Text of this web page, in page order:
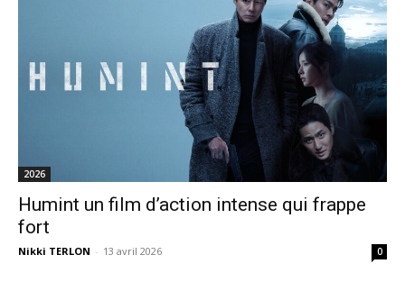
2026
Humint un film d’action intense qui frappe
fort
Nikki TERLON - 13 avril 2026 0